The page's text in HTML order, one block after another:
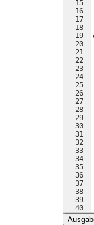
15
16
17
18
19
20
21
22
23
24
25
26
27
28
29
30
31
32
33
34
35
36
37
38
39
40
41